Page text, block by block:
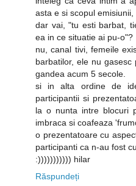
asta e si scopul
dar vai, "tu esti barbat,
ea in ce situatie ai pu-o"?
nu, canal tivi, femeile
barbatilor, ele nu
gandea acum 5 secole.
si in alta ordine de
participantii si
la o nunta intre blocuri
imbraca si coafeaza
o prezentatoare cu
participanti ca n-au fost
:))))))))))) hilar
Răspundeți